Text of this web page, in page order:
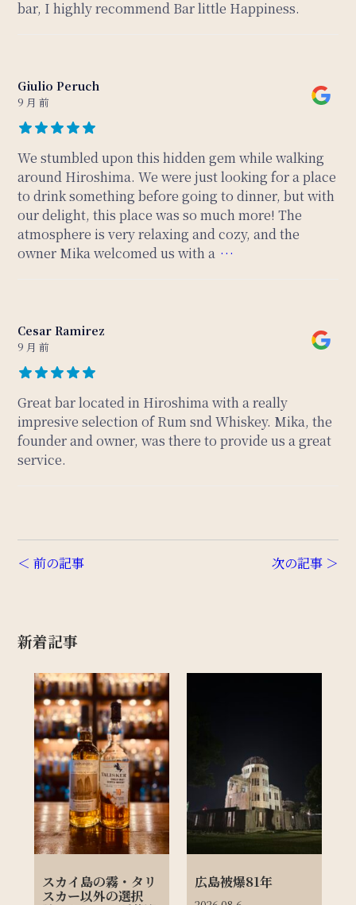
bar, I highly recommend Bar little Happiness.
Giulio Peruch
9 月 前
We stumbled upon this hidden gem while walking
around Hiroshima. We were just looking for a place
to drink something before going to dinner, but with
our delight, this place was so much more! The
atmosphere is very relaxing and cozy, and the
owner Mika welcomed us with a …
Cesar Ramirez
9 月 前
Great bar located in Hiroshima with a really
impresive selection of Rum snd Whiskey. Mika, the
founder and owner, was there to provide us a great
service.
＜ 前の記事 次の記事 ＞
新着記事
スカイ島の霧・タリ
スカー以外の選択
広島被爆81年